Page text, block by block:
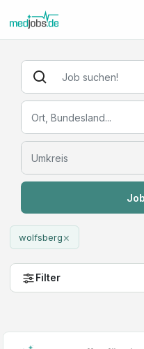
wolfsberg×
Filter